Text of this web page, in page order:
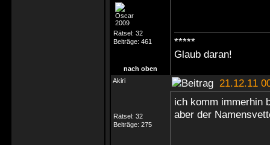
Rätsel: 32
Beiträge: 461
*****
Glaub daran!
nach oben
Akiri
21.12.11
Rätsel: 32
Beiträge: 275
ich komm immerhin
aber der